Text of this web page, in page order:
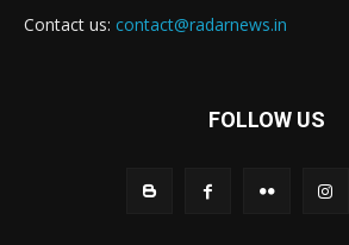
Contact us: contact@radarnews.in
FOLLOW US